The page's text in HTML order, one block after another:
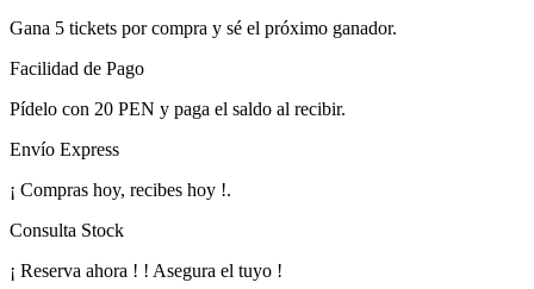
Gana 5 tickets por compra y sé el próximo ganador.
Facilidad de Pago
Pídelo con 20 PEN y paga el saldo al recibir.
Envío Express
¡ Compras hoy, recibes hoy !.
Consulta Stock
¡ Reserva ahora ! ! Asegura el tuyo !